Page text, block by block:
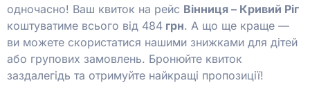
одночасно! Ваш квиток на рейс Вінниця – Кривий Ріг
коштуватиме всього від 484 грн. А що ще краще —
ви можете скористатися нашими знижками для дітей
або групових замовлень. Бронюйте квиток
заздалегідь та отримуйте найкращі пропозиції!